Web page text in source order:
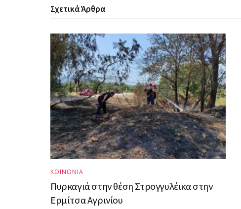
ΣχετικάΆρθρα
ΚΟΙΝΩΝΙΑ
Πυρκαγιά στην θέση Στρογγυλέικα στην
Ερμίτσα Αγρινίου